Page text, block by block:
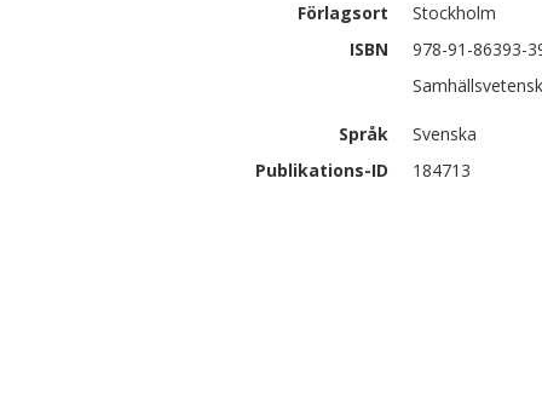
Förlagsort
Stockholm
ISBN
978-91-86393-
Språk
Svenska
Publikations-ID
184713